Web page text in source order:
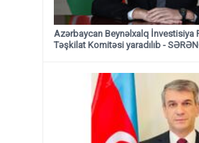
Azərbaycan Beynəlxalq İnvestisiya
Təşkilat Komitəsi yaradılıb -